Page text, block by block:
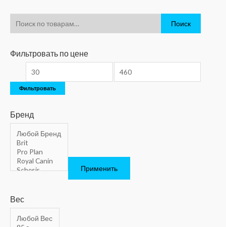
Поиск
Фильтровать по цене
Фильтровать
Бренд
Применить
Вес